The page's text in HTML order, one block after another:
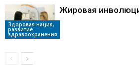
Здоровая нация,
развитие
здравоохранения
Жировая